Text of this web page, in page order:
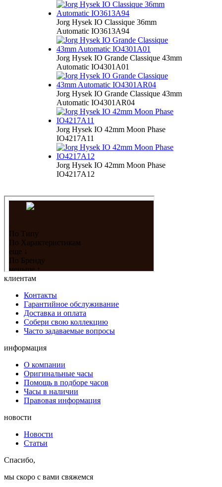
Jorg Hysek IO Classique 36mm
Automatic IO3613A94
Jorg Hysek IO Grande Classique 43mm
Automatic IO4301A01
Jorg Hysek IO Grande Classique 43mm
Automatic IO4301AR04
Jorg Hysek IO 42mm Moon Phase
IO4217A11
Jorg Hysek IO 42mm Moon Phase
IO4217A12
клиентам
Контакты
Гарантийное обслуживание
Доставка и оплата
Собери свою коллекцию
Часто задаваемые вопросы
информация
О компании
Оригинальные часы
Помощь в подборе часов
Часы в наличии
Правовая информация
новости
Новости
Статьи
Спасибо,
мы скоро с вами свяжемся